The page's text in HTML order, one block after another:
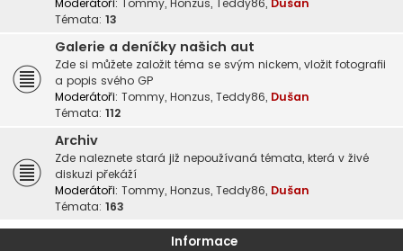
Moderátoři: Tommy, Honzus, Teddy86, Dušan
Témata: 13
Galerie a deníčky našich aut
Zde si můžete založit téma se svým nickem, vložit fotografii
a popis svého GP
Moderátoři: Tommy, Honzus, Teddy86, Dušan
Témata: 112
Archiv
Zde naleznete stará již nepoužívaná témata, která v živé
diskuzi překáží
Moderátoři: Tommy, Honzus, Teddy86, Dušan
Témata: 163
Informace